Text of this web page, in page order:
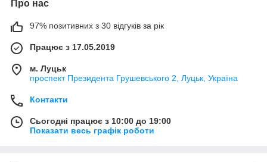
Про нас
97% позитивних з 30 відгуків за рік
Працює з 17.05.2019
м. Луцьк
проспект Президента Грушевського 2, Луцьк, Україна
Контакти
Сьогодні працює з 10:00 до 19:00
Показати весь графік роботи